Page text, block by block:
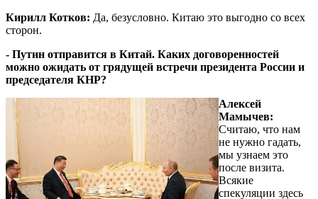
Кирилл Котков: Да, безусловно. Китаю это выгодно со всех
сторон.
- Путин отправится в Китай. Каких договоренностей
можно ожидать от грядущей встречи президента России и
председателя КНР?
Алексей
Мамычев:
Считаю, что нам
не нужно гадать,
мы узнаем это
после визита.
Всякие
спекуляции здесь